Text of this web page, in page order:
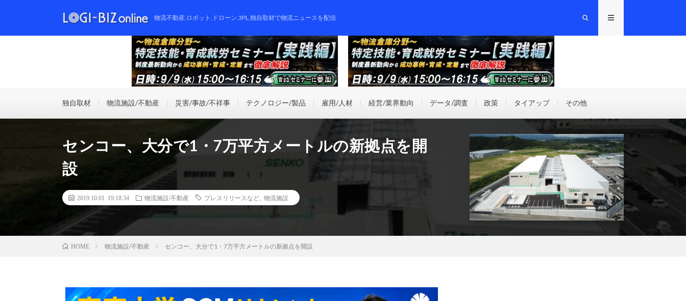
物流不動産,ロボット,ドローン,3PL,独自取材で物流ニュースを配信
独自取材 物流施設/不動産 災害/事故/不祥事 テクノロジー/製品 雇用/人材 経営/業界動向 データ/調査 政策 タイアップ その他
センコー、大分で1・7万平方メートルの新拠点を開
設
2019.10.01 19:18:34 物流施設/不動産 プレスリリースなど 物流施設
HOME 物流施設/不動産 センコー、大分で1・7万平方メートルの新拠点を開設